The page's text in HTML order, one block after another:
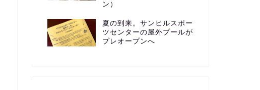
ン）
夏の到来。サンヒルスポー
ツセンターの屋外プールが
プレオープンへ